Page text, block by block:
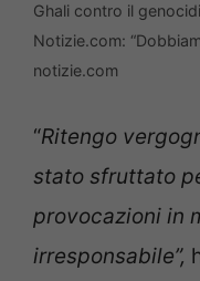
Ghali contro il
Notizie.com:
notizie.com
“Ritengo
stato sfruttato
provocazioni in
irresponsabile”,